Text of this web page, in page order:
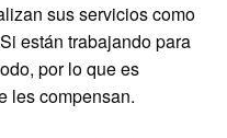
sus servicios como
están trabajando para
por lo que es
les compensan.